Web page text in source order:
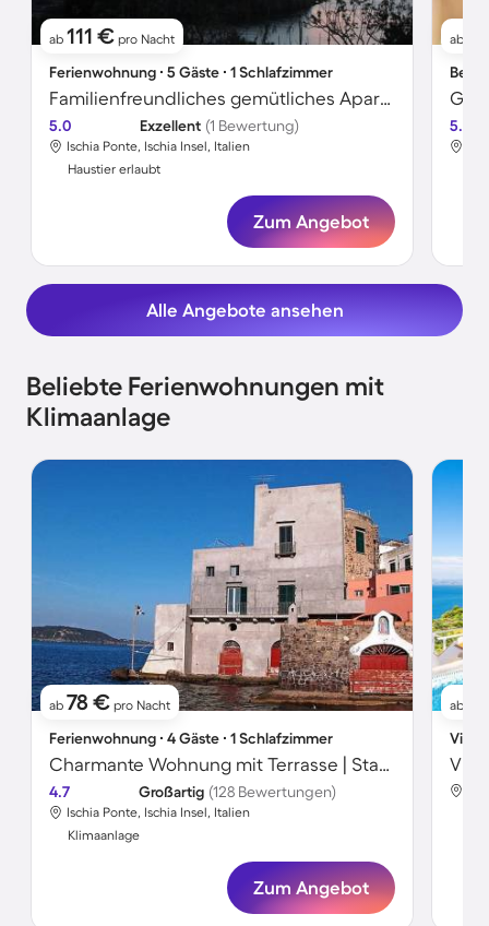
ab 111 € pro Nacht
Ferienwohnung ∙ 5 Gäste ∙ 1 Schlafzimmer
Familienfreundliches gemütliches Apartment mit Grill, Terrasse und Whirlpool | Meerblick | Hunde erlaubt
5.0 Exzellent (1 Bewertung)
Ischia Ponte, Ischia Insel, Italien
Haustier erlaubt
Zum Angebot
ab
Bed
5.0
Alle Angebote ansehen
Beliebte Ferienwohnungen mit
Klimaanlage
ab 78 € pro Nacht
Ferienwohnung ∙ 4 Gäste ∙ 1 Schlafzimmer
Charmante Wohnung mit Terrasse | Stadtblick | Nah am Strand
4.7 Großartig (128 Bewertungen)
Ischia Ponte, Ischia Insel, Italien
Klimaanlage
Zum Angebot
ab
Villa